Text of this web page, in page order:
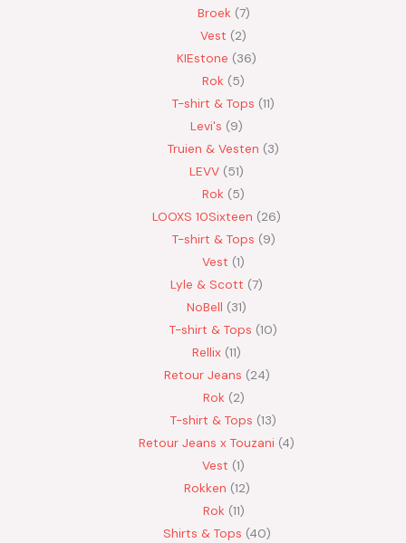
Broek 7
Vest
2
KIEstone
36
Rok 5
T-shirt & Tops 11
Levi's
9
Truien & Vesten
3
LEVV 51
Rok 5
LOOXS 10Sixteen
26
T-shirt & Tops 9
Vest 1
Lyle & Scott 7
NoBell
31
T-shirt & Tops 10
Rellix 11
Retour Jeans 24
Rok 2
T-shirt & Tops 13
Retour Jeans x Touzani 4
Vest 1
Rokken 12
Rok 11
Shirts & Tops 40